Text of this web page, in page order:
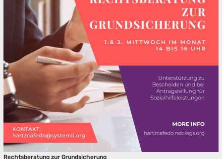
Rechtsberatung zur Grundsicherung